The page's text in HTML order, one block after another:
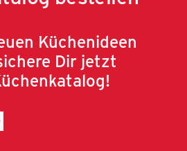
Küchenideen
Dir jetzt